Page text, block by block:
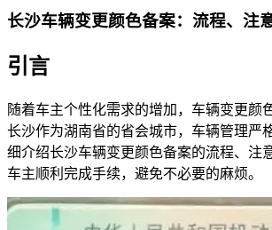
长沙车辆变更颜色备案：流程、注
引言
随着车主个性化需求的增加，车辆变更颜
长沙作为湖南省的省会城市，车辆管理严
细介绍长沙车辆变更颜色备案的流程、注
车主顺利完成手续，避免不必要的麻烦。